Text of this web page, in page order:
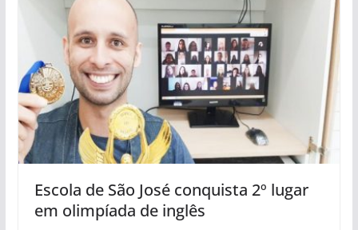
Escola de São José conquista 2º lugar
em olimpíada de inglês